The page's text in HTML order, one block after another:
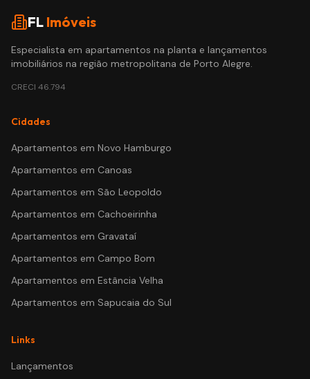
FL Imóveis
Especialista em apartamentos na planta e lançamentos
imobiliários na região metropolitana de Porto Alegre.
CRECI 46.794
Cidades
Apartamentos em Novo Hamburgo
Apartamentos em Canoas
Apartamentos em São Leopoldo
Apartamentos em Cachoeirinha
Apartamentos em Gravataí
Apartamentos em Campo Bom
Apartamentos em Estância Velha
Apartamentos em Sapucaia do Sul
Links
Lançamentos